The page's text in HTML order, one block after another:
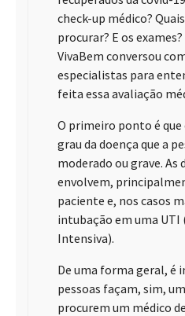
check-up médico?
procurar? E os
VivaBem conversou
especialistas para
feita essa avaliação
O primeiro ponto é
grau da doença que a
moderado ou grave. As
envolvem,
paciente e, nos casos
intubação em uma UTI
Intensiva).
De uma forma geral, é
pessoas façam, sim,
procurem um médico